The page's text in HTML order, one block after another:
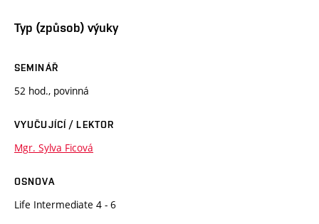
Typ (způsob) výuky
SEMINÁŘ
52 hod., povinná
VYUČUJÍCÍ / LEKTOR
Mgr. Sylva Ficová
OSNOVA
Life Intermediate 4 - 6